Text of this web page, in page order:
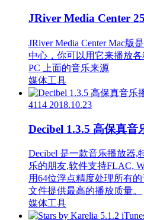
JRiver Media Center
JRiver Media Center Mac版
中心，你可以用它来播放
PC 上面的音乐来源
媒体工具
4114 2018.10.23
Decibel 1.3.5 高保真音
Decibel 是一款音乐播放器,
乐的朋友,软件支持FLAC,
用64位浮点精度处理所有
文件提供最高的播放质量。
媒体工具